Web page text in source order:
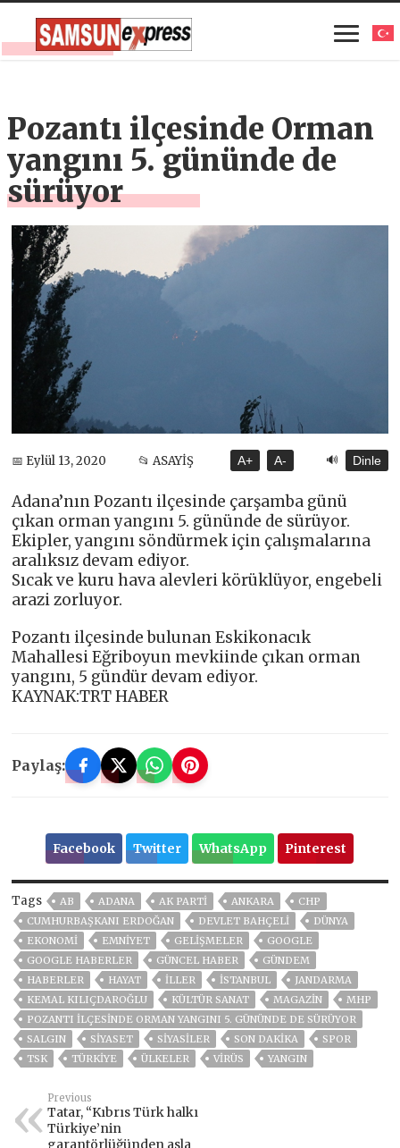
Pozantı ilçesinde Orman
yangını 5. gününde de
sürüyor
📅 Eylül 13, 2020 📂 ASAYİŞ A+ A- 🔊 Dinle
Adana’nın Pozantı ilçesinde çarşamba günü
çıkan orman yangını 5. gününde de sürüyor.
Ekipler, yangını söndürmek için çalışmalarına
aralıksız devam ediyor.
Sıcak ve kuru hava alevleri körüklüyor, engebeli
arazi zorluyor.
Pozantı ilçesinde bulunan Eskikonacık
Mahallesi Eğriboyun mevkiinde çıkan orman
yangını, 5 gündür devam ediyor.
KAYNAK:TRT HABER
Paylaş:
Facebook Twitter WhatsApp Pinterest
Tags AB ADANA AK PARTİ ANKARA
CHP
CUMHURBAŞKANI ERDOĞAN
DEVLET BAHÇELİ
DÜNYA
EKONOMİ
EMNİYET GELIŞMELER
GOOGLE
GOOGLE HABERLER
GÜNCEL HABER
GÜNDEM
HABERLER
HAYAT İLLER ISTANBUL
JANDARMA
KEMAL KILIÇDAROĞLU
KÜLTÜR SANAT MAGAZİN
MHP
POZANTI ILÇESINDE ORMAN YANGINI 5. GÜNÜNDE DE SÜRÜYOR
SALGIN
SİYASET SİYASİLER SON DAKIKA
SPOR
TSK
TÜRKİYE ÜLKELER VIRÜS YANGIN
Previous
Tatar, “Kıbrıs Türk halkı
Türkiye’nin
garantörlüğünden asla